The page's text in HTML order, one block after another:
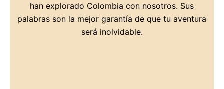
han explorado Colombia con nosotros. Sus
palabras son la mejor garantía de que tu aventura
será inolvidable.